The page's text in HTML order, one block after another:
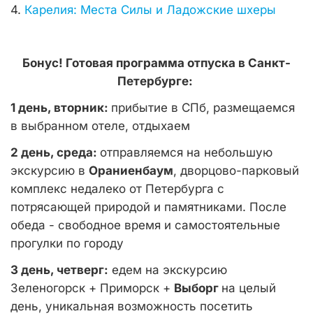
4. Карелия: Места Силы и Ладожские шхеры
Бонус! Готовая программа отпуска в Санкт-
Петербурге:
1 день, вторник: прибытие в СПб, размещаемся
в выбранном отеле, отдыхаем
2 день, среда: отправляемся на небольшую
экскурсию в Ораниенбаум, дворцово-парковый
комплекс недалеко от Петербурга с
потрясающей природой и памятниками. После
обеда - свободное время и самостоятельные
прогулки по городу
3 день, четверг: едем на экскурсию
Зеленогорск + Приморск + Выборг на целый
день, уникальная возможность посетить